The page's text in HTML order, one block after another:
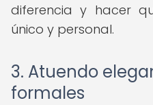
diferencia y hacer
único y personal.
3. Atuendo
formales